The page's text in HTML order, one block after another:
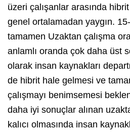
üzeri çalışanlar arasında
genel ortalamadan yaygın.
tamamen Uzaktan çalışma
anlamlı oranda çok daha üst
olarak insan kaynakları
de hibrit hale gelmesi ve
çalışmayı benimsemesi
daha iyi sonuçlar alınan
kalıcı olmasında insan